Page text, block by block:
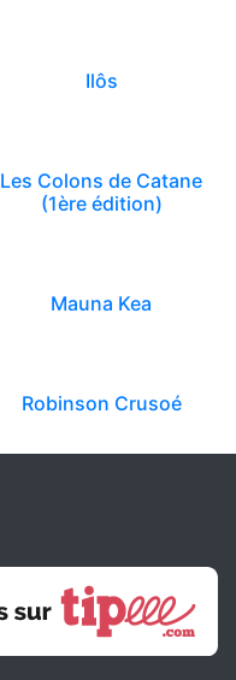
Ilôs
Les Colons de Catane
(1ère édition)
Mauna Kea
Robinson Crusoé